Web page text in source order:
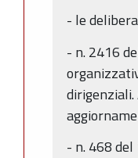
- le
- n. 2416
- n. 468